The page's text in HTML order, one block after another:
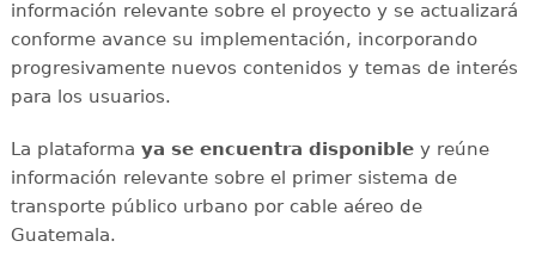
información relevante sobre el proyecto y se actualizará
conforme avance su implementación, incorporando
progresivamente nuevos contenidos y temas de interés
para los usuarios.
La plataforma ya se encuentra disponibley reúne
información relevante sobre el primer sistema de
transporte público urbano por cable aéreo de
Guatemala.